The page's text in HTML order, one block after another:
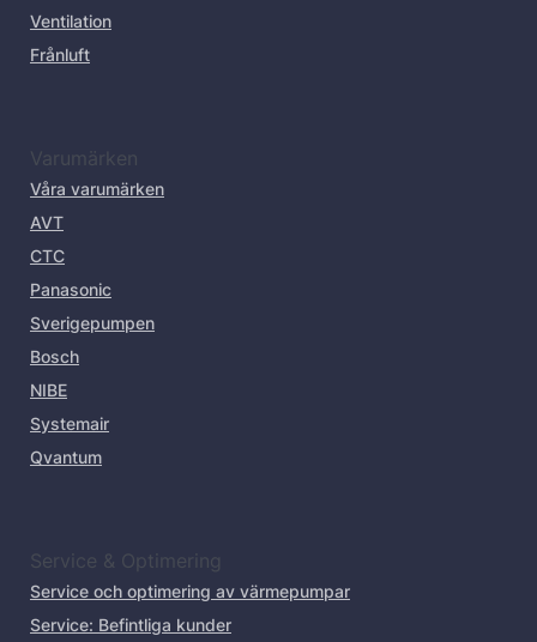
Ventilation
Frånluft
Varumärken
Våra varumärken
AVT
CTC
Panasonic
Sverigepumpen
Bosch
NIBE
Systemair
Qvantum
Service & Optimering
Service och optimering av värmepumpar
Service: Befintliga kunder